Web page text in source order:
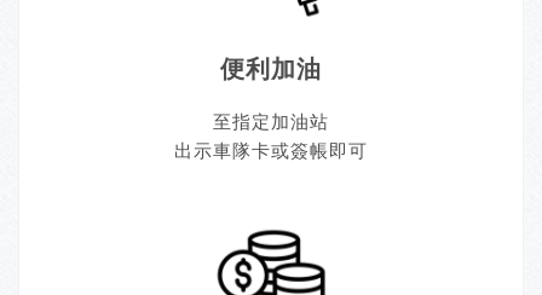
便利加油
至指定加油站
出示車隊卡或簽帳即可